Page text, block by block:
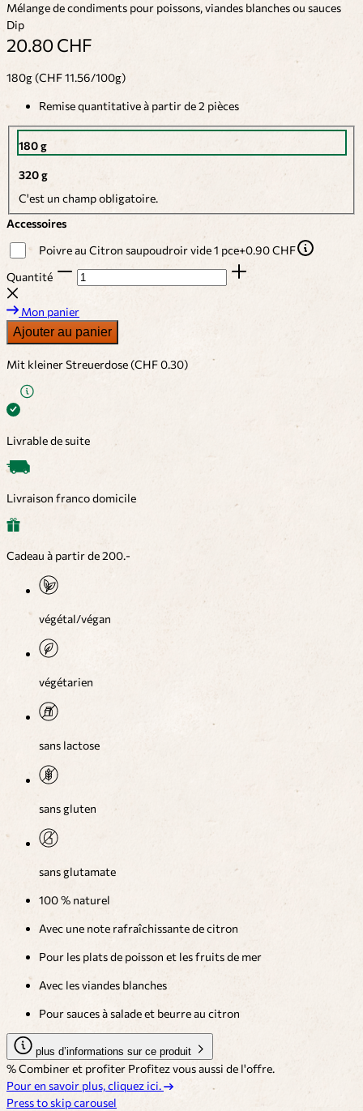
Mélange de condiments pour poissons, viandes blanches ou sauces
Dip
20.80 CHF
180g (CHF 11.56/100g)
Remise quantitative à partir de 2 pièces
180 g
320 g
C'est un champ obligatoire.
Accessoires
Poivre au Citron saupoudroir vide 1 pce+0.90 CHF
Quantité
Mon panier
Ajouter au panier
Mit kleiner Streuerdose (CHF 0.30)
Livrable de suite
Livraison franco domicile
Cadeau à partir de 200.-
végétal/végan
végétarien
sans lactose
sans gluten
sans glutamate
100 % naturel
Avec une note rafraîchissante de citron
Pour les plats de poisson et les fruits de mer
Avec les viandes blanches
Pour sauces à salade et beurre au citron
plus d’informations sur ce produit
% Combiner et profiter Profitez vous aussi de l'offre.
Pour en savoir plus, cliquez ici.
Press to skip carousel